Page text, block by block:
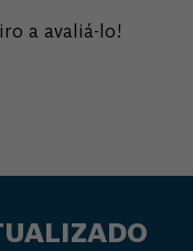
a avaliá-lo!